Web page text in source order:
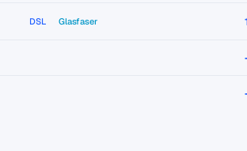
DSL Glasfaser